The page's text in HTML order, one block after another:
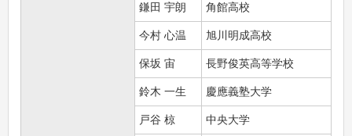
鎌田 宇朗 角館高校
今村 心温 旭川明成高校
保坂 宙 長野俊英高等学校
鈴木 一生 慶應義塾大学
戸谷 椋 中央大学